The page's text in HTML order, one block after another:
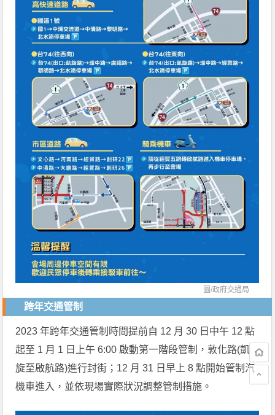
圖/政府交通局
跨年交通管制
2023 年跨年交通管制時間提前自 12 月 30 日中午 12 點
起至 1 月 1 日上午 6:00 啟動第一階段管制，敦化路(凱
旋至啟航路)進行封街；12 月 31 日早上 8 點開始管制汽
機車進入，並依現場實際狀況調整管制措施。